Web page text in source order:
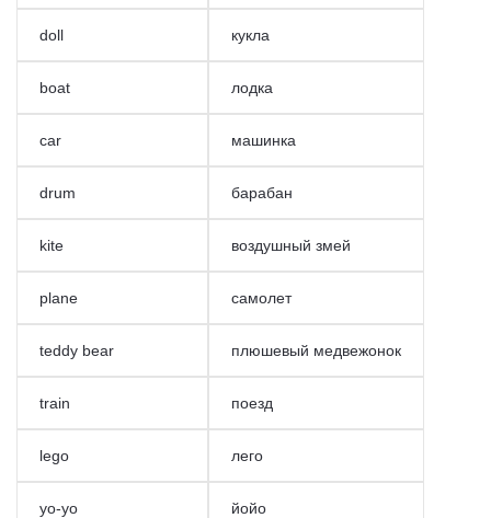
doll кукла
boat лодка
car машинка
drum барабан
kite воздушный змей
plane самолет
teddy bear плюшевый медвежонок
train поезд
lego лего
yo-yo йойо